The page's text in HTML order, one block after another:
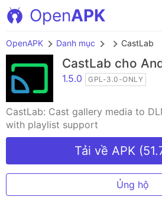
OpenAPK
OpenAPK Danh mục CastLab
CastLab cho
1.5.0 GPL-3.0-ONLY
CastLab: Cast gallery media to
with playlist support
Tải về APK
Ủng hộ